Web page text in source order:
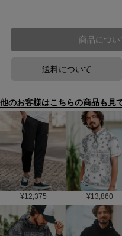
商品につ
送料について
他のお客様はこちらの商品も見
¥12,375 ¥13,860